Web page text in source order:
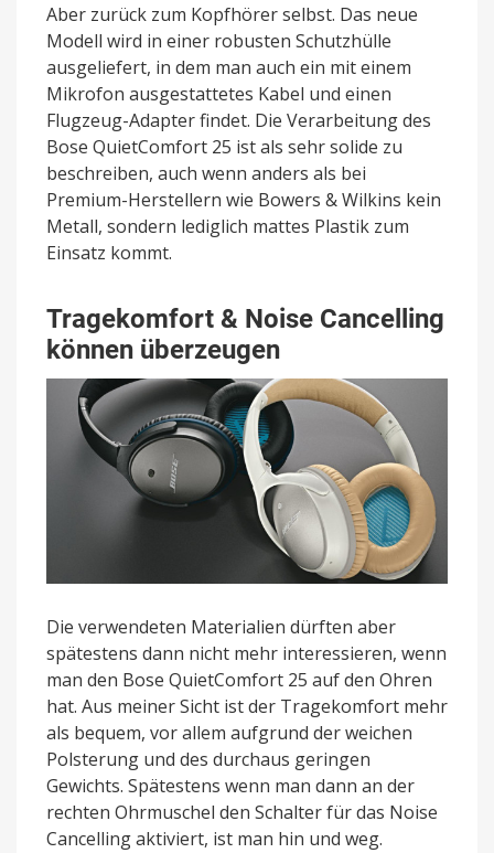
Aber zurück zum Kopfhörer selbst. Das neue
Modell wird in einer robusten Schutzhülle
ausgeliefert, in dem man auch ein mit einem
Mikrofon ausgestattetes Kabel und einen
Flugzeug-Adapter findet. Die Verarbeitung des
Bose QuietComfort 25 ist als sehr solide zu
beschreiben, auch wenn anders als bei
Premium-Herstellern wie Bowers & Wilkins kein
Metall, sondern lediglich mattes Plastik zum
Einsatz kommt.
Tragekomfort & Noise Cancelling
können überzeugen
Die verwendeten Materialien dürften aber
spätestens dann nicht mehr interessieren, wenn
man den Bose QuietComfort 25 auf den Ohren
hat. Aus meiner Sicht ist der Tragekomfort mehr
als bequem, vor allem aufgrund der weichen
Polsterung und des durchaus geringen
Gewichts. Spätestens wenn man dann an der
rechten Ohrmuschel den Schalter für das Noise
Cancelling aktiviert, ist man hin und weg.